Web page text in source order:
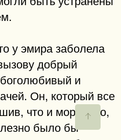
у эмира заболела
добрый
и
Он, который все
что и морально,
было бы